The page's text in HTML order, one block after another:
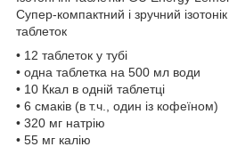
Супер-компактний і зручний
таблеток
• 12 таблеток у тубі
• одна таблетка на 500 мл води
• 10 Ккал в одній таблетці
• 6 смаків (в т.ч., один із кофеїном)
• 320 мг натрію
• 55 мг калію